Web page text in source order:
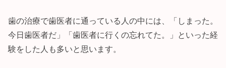
歯の治療で歯医者に通っている人の中には、「しまった。
今日歯医者だ」「歯医者に行くの忘れてた。」といった経
験をした人も多いと思います。